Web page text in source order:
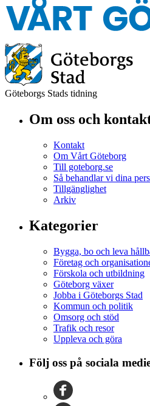
Göteborgs Stads tidning
Om oss och
Kontakt
Om Vårt Göteborg
Till goteborg.se
Så behandlar vi dina
Tillgänglighet
Arkiv
Kategorier
Bygga, bo och leva
Företag och
Förskola och utbildning
Göteborg växer
Jobba i Göteborgs Stad
Kommun och politik
Omsorg och stöd
Trafik och resor
Uppleva och göra
Följ oss på sociala